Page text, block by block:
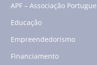
APF – Associação
Educação
Empreendedorismo
Financiamento